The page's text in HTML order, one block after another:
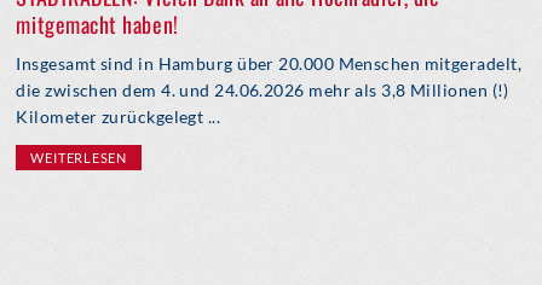
mitgemacht haben!
Insgesamt sind in Hamburg über 20.000 Menschen mitgeradelt,
die zwischen dem 4. und 24.06.2026 mehr als 3,8 Millionen (!)
Kilometer zurückgelegt ...
WEITERLESEN